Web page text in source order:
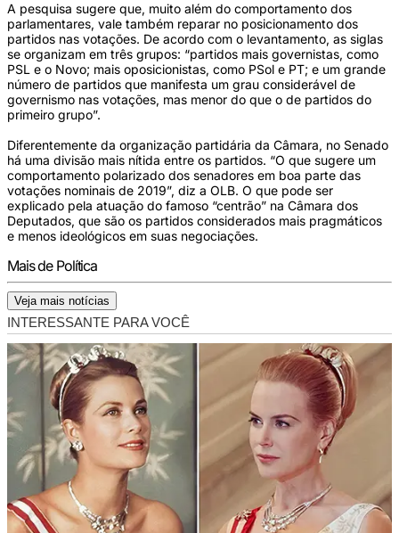
A pesquisa sugere que, muito além do comportamento dos
parlamentares, vale também reparar no posicionamento dos
partidos nas votações. De acordo com o levantamento, as siglas
se organizam em três grupos: “partidos mais governistas, como
PSL e o Novo; mais oposicionistas, como PSol e PT; e um grande
número de partidos que manifesta um grau considerável de
governismo nas votações, mas menor do que o de partidos do
primeiro grupo”.
Diferentemente da organização partidária da Câmara, no Senado
há uma divisão mais nítida entre os partidos. “O que sugere um
comportamento polarizado dos senadores em boa parte das
votações nominais de 2019”, diz a OLB. O que pode ser
explicado pela atuação do famoso “centrão” na Câmara dos
Deputados, que são os partidos considerados mais pragmáticos
e menos ideológicos em suas negociações.
Mais de Política
Veja mais notícias